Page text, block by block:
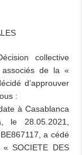
collective
associés de la «
d’approuver
:
à Casablanca
le 28.05.2021,
a cédé
SOCIETE DES